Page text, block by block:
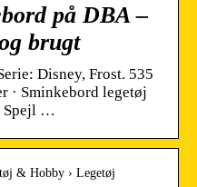
på DBA –
brugt
Disney, Frost. 535
· Sminkebord legetøj
Spejl …
& Hobby › Legetøj